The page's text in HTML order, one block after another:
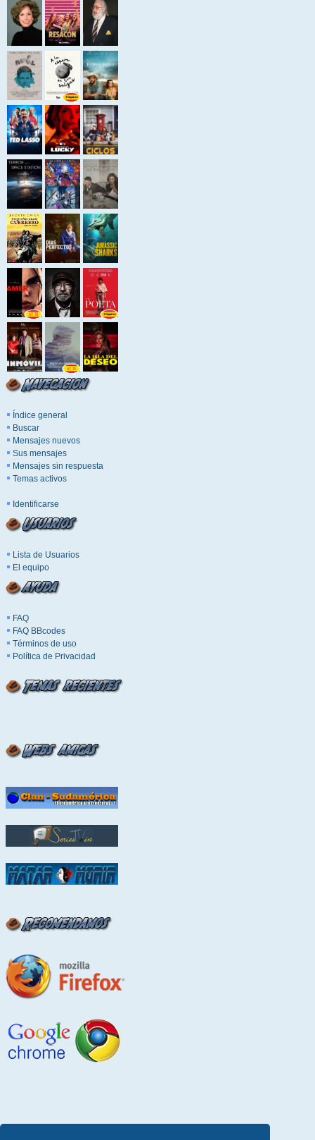
Índice general
Buscar
Mensajes nuevos
Sus mensajes
Mensajes sin respuesta
Temas activos
Identificarse
Lista de Usuarios
El equipo
FAQ
FAQ BBcodes
Términos de uso
Política de Privacidad